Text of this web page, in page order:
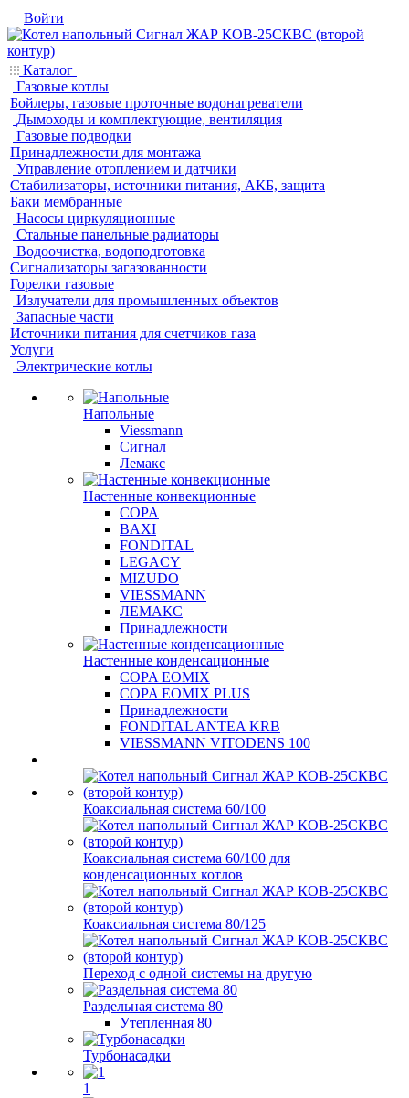
Войти
Каталог
Газовые котлы
Бойлеры, газовые проточные водонагреватели
Дымоходы и комплектующие, вентиляция
Газовые подводки
Принадлежности для монтажа
Управление отоплением и датчики
Стабилизаторы, источники питания, АКБ, защита
Баки мембранные
Насосы циркуляционные
Стальные панельные радиаторы
Водоочистка, водоподготовка
Сигнализаторы загазованности
Горелки газовые
Излучатели для промышленных объектов
Запасные части
Источники питания для счетчиков газа
Услуги
Электрические котлы
Напольные
Viessmann
Сигнал
Лемакс
Настенные конвекционные
COPA
BAXI
FONDITAL
LEGACY
MIZUDO
VIESSMANN
ЛЕМАКС
Принадлежности
Настенные конденсационные
COPA EOMIX
COPA EOMIX PLUS
Принадлежности
FONDITAL ANTEA KRB
VIESSMANN VITODENS 100
Коаксиальная система 60/100
Коаксиальная система 60/100 для
конденсационных котлов
Коаксиальная система 80/125
Переход с одной системы на другую
Раздельная система 80
Утепленная 80
Турбонасадки
1